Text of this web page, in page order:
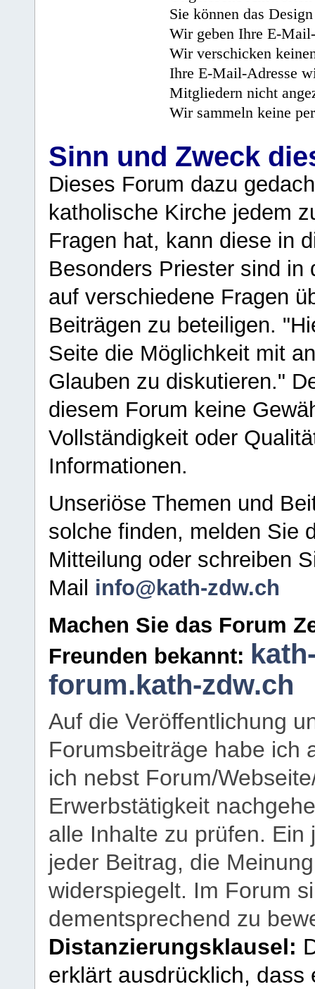
Sie können das
Wir geben Ihre E-
Wir verschicken
Ihre E-Mail-Adresse
Mitgliedern nicht
Wir sammeln keine
Sinn und Zweck
Dieses Forum dazu
katholische Kirche jedem
Fragen hat, kann diese in
Besonders Priester sind in
auf verschiedene Fragen
Beiträgen zu beteiligen.
Seite die Möglichkeit mit
Glauben zu diskutieren."
diesem Forum keine
Vollständigkeit oder
Informationen.
Unseriöse Themen und
solche finden, melden Sie
Mitteilung oder schreiben
Mail info@kath-zdw.ch
Machen Sie das Forum
Freunden bekannt:
forum.kath-zdw.ch
Auf die Veröffentlichung
Forumsbeiträge habe ich
ich nebst Forum/
Erwerbstätigkeit
alle Inhalte zu prüfen.
jeder Beitrag, die
widerspiegelt. Im Forum
dementsprechend zu
Distanzierungsklausel:
erklärt ausdrücklich,